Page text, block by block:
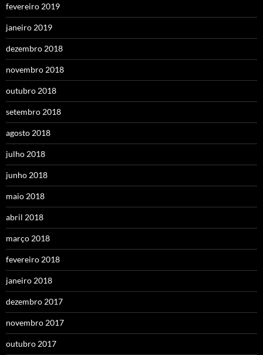
fevereiro 2019
janeiro 2019
dezembro 2018
novembro 2018
outubro 2018
setembro 2018
agosto 2018
julho 2018
junho 2018
maio 2018
abril 2018
março 2018
fevereiro 2018
janeiro 2018
dezembro 2017
novembro 2017
outubro 2017